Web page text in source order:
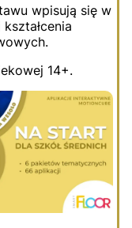
wpisują się w
14+.